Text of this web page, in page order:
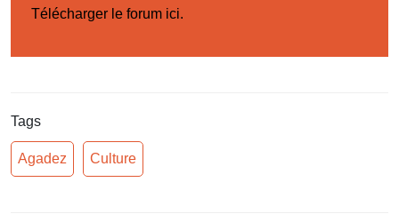
Télécharger le forum ici.
Tags
Agadez Culture